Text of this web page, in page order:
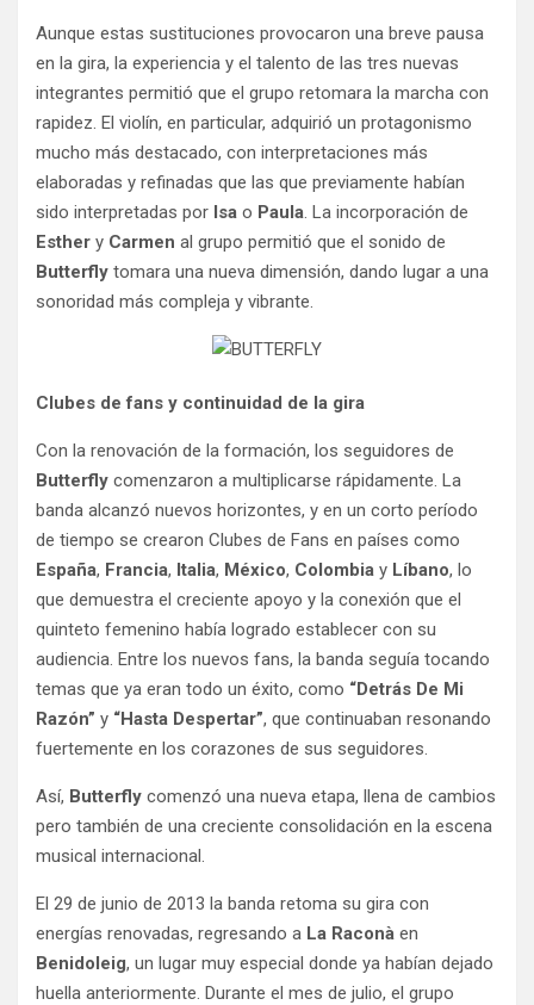
Aunque estas sustituciones provocaron una breve pausa
en la gira, la experiencia y el talento de las tres nuevas
integrantes permitió que el grupo retomara la marcha con
rapidez. El violín, en particular, adquirió un protagonismo
mucho más destacado, con interpretaciones más
elaboradas y refinadas que las que previamente habían
sido interpretadas por Isa o Paula. La incorporación de
Esther y Carmen al grupo permitió que el sonido de
Butterfly tomara una nueva dimensión, dando lugar a una
sonoridad más compleja y vibrante.
Clubes de fans y continuidad de la gira
Con la renovación de la formación, los seguidores de
Butterfly comenzaron a multiplicarse rápidamente. La
banda alcanzó nuevos horizontes, y en un corto período
de tiempo se crearon Clubes de Fans en países como
España, Francia, Italia, México, Colombia y Líbano, lo
que demuestra el creciente apoyo y la conexión que el
quinteto femenino había logrado establecer con su
audiencia. Entre los nuevos fans, la banda seguía tocando
temas que ya eran todo un éxito, como “Detrás De Mi
Razón” y “Hasta Despertar”, que continuaban resonando
fuertemente en los corazones de sus seguidores.
Así, Butterfly comenzó una nueva etapa, llena de cambios
pero también de una creciente consolidación en la escena
musical internacional.
El 29 de junio de 2013 la banda retoma su gira con
energías renovadas, regresando a La Raconà en
Benidoleig, un lugar muy especial donde ya habían dejado
huella anteriormente. Durante el mes de julio, el grupo